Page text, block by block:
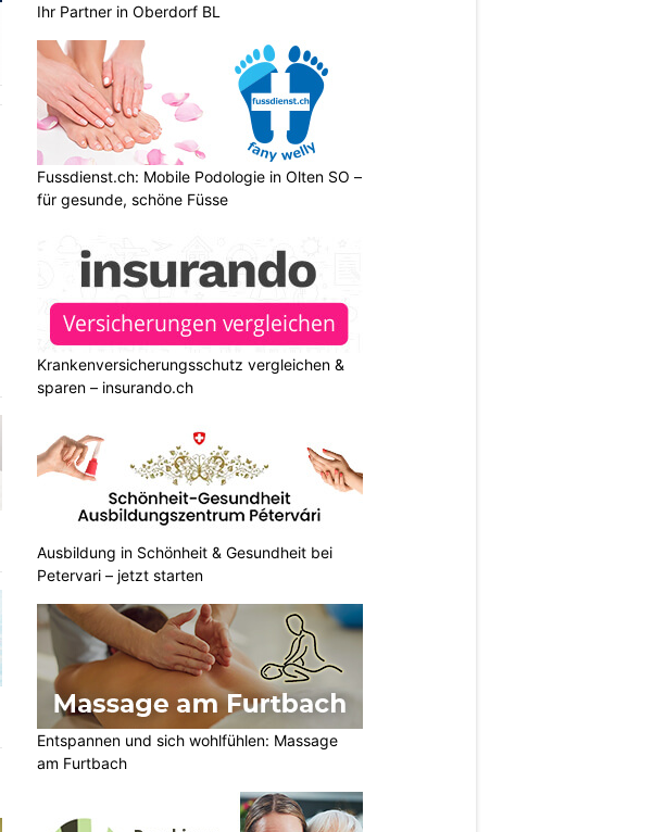
Ihr Partner in Oberdorf BL
Fussdienst.ch: Mobile Podologie in Olten SO –
für gesunde, schöne Füsse
Krankenversicherungsschutz vergleichen &
sparen – insurando.ch
Ausbildung in Schönheit & Gesundheit bei
Petervari – jetzt starten
Entspannen und sich wohlfühlen: Massage
am Furtbach